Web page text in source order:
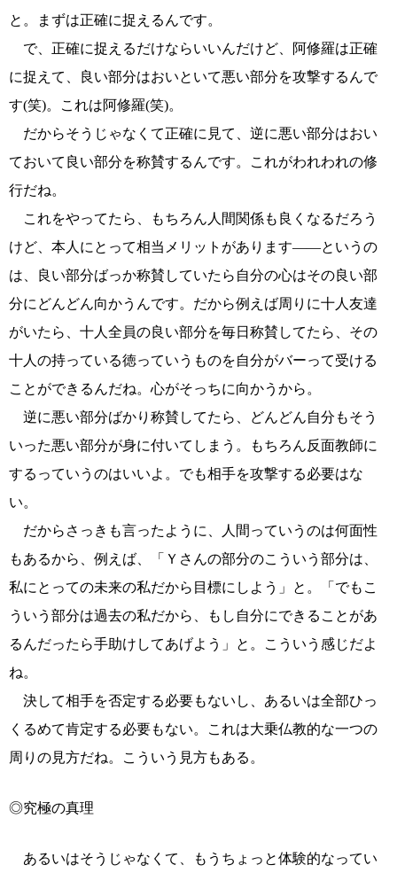
と。まずは正確に捉えるんです。
で、正確に捉えるだけならいいんだけど、阿修羅は正確
に捉えて、良い部分はおいといて悪い部分を攻撃するんで
す(笑)。これは阿修羅(笑)。
だからそうじゃなくて正確に見て、逆に悪い部分はおい
ておいて良い部分を称賛するんです。これがわれわれの修
行だね。
これをやってたら、もちろん人間関係も良くなるだろう
けど、本人にとって相当メリットがあります――というの
は、良い部分ばっか称賛していたら自分の心はその良い部
分にどんどん向かうんです。だから例えば周りに十人友達
がいたら、十人全員の良い部分を毎日称賛してたら、その
十人の持っている徳っていうものを自分がバーって受ける
ことができるんだね。心がそっちに向かうから。
逆に悪い部分ばかり称賛してたら、どんどん自分もそう
いった悪い部分が身に付いてしまう。もちろん反面教師に
するっていうのはいいよ。でも相手を攻撃する必要はな
い。
だからさっきも言ったように、人間っていうのは何面性
もあるから、例えば、「Ｙさんの部分のこういう部分は、
私にとっての未来の私だから目標にしよう」と。「でもこ
ういう部分は過去の私だから、もし自分にできることがあ
るんだったら手助けしてあげよう」と。こういう感じだよ
ね。
決して相手を否定する必要もないし、あるいは全部ひっ
くるめて肯定する必要もない。これは大乗仏教的な一つの
周りの見方だね。こういう見方もある。
◎究極の真理
あるいはそうじゃなくて、もうちょっと体験的なってい